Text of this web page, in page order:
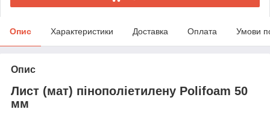
Опис Характеристики Доставка Оплата Умови
Опис
Лист (мат) пінополіетилену Polifoam 50
мм